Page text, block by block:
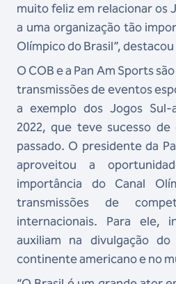
muito feliz em relacionar os
a uma organização tão
Olímpico do Brasil”,
O COB e a Pan Am Sports
transmissões de eventos
a exemplo dos Jogos Sul-
2022, que teve sucesso
passado. O presidente da
aproveitou a
importância do Canal
transmissões de
internacionais. Para ele,
auxiliam na divulgação
continente americano e no